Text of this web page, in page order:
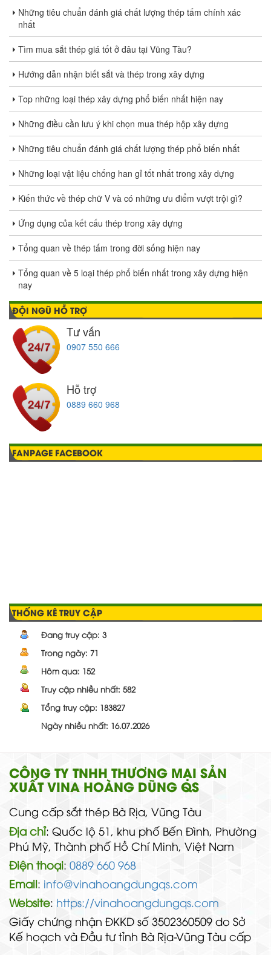
Những tiêu chuẩn đánh giá chất lượng thép tấm chính xác
nhất
Tìm mua sắt thép giá tốt ở đâu tại Vũng Tàu?
Hướng dẫn nhận biết sắt và thép trong xây dựng
Top những loại thép xây dựng phổ biến nhất hiện nay
Những điều cần lưu ý khi chọn mua thép hộp xây dựng
Những tiêu chuẩn đánh giá chất lượng thép phổ biến nhất
Những loại vật liệu chống han gỉ tốt nhất trong xây dựng
Kiến thức về thép chữ V và có những ưu điểm vượt trội gì?
Ứng dụng của kết cấu thép trong xây dựng
Tổng quan về thép tấm trong đời sống hiện nay
Tổng quan về 5 loại thép phổ biến nhất trong xây dựng hiện
nay
ĐỘI NGŨ HỖ TRỢ
Tư vấn
0907 550 666
Hỗ trợ
0889 660 968
FANPAGE FACEBOOK
THỐNG KÊ TRUY CẬP
Đang truy cập: 3
Trong ngày: 71
Hôm qua: 152
Truy cập nhiều nhất: 582
Tổng truy cập: 183827
Ngày nhiều nhất: 16.07.2026
CÔNG TY TNHH THƯƠNG MẠI SẢN
XUẤT VINA HOÀNG DŨNG QS
Cung cấp sắt thép Bà Rịa, Vũng Tàu
Địa chỉ: Quốc lộ 51, khu phố Bến Đình, Phường
Phú Mỹ, Thành phố Hồ Chí Minh, Việt Nam
Điện thoại: 0889 660 968
Email: info@vinahoangdungqs.com
Website: https://vinahoangdungqs.com
Giấy chứng nhận ĐKKD số 3502360509 do Sở
Kế hoạch và Đầu tư tỉnh Bà Rịa-Vũng Tàu cấp